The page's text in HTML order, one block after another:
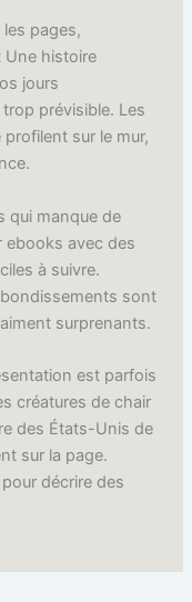
les pages,
Une histoire
jours
prévisible. Les
sur le mur,
qui manque de
ebooks avec des
à suivre.
sont
surprenants.
est parfois
créatures de chair
des États-Unis de
sur la page.
décrire des